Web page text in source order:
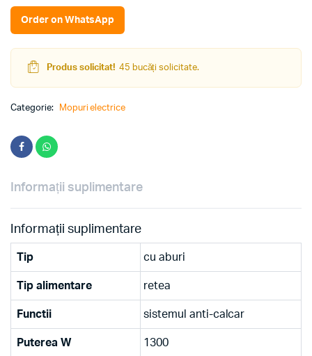
(White/Green)
quantity
Order on WhatsApp
Produs solicitat! 45 bucăți solicitate.
Categorie: Mopuri electrice
Informații suplimentare
Informații suplimentare
Tip cu aburi
Tip alimentare retea
Functii sistemul anti-calcar
Puterea W 1300